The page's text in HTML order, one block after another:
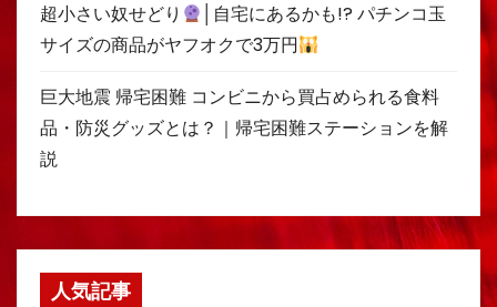
超小さい奴せどり
│自宅にあるかも!? パチンコ玉
サイズの商品がヤフオクで3万円
巨大地震 帰宅困難 コンビニから買占められる食料
品・防災グッズとは？｜帰宅困難ステーションを解
説
人気記事